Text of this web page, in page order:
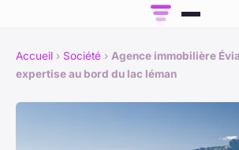
Accueil › Société › Agence immobilière
expertise au bord du lac léman